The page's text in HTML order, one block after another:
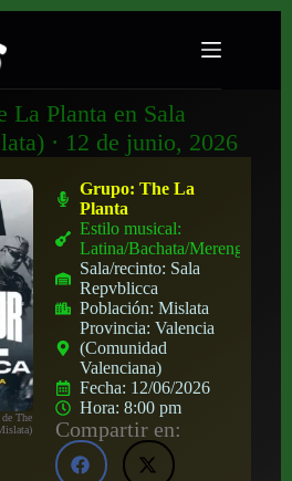
La Planta en Sala
· 12 de junio, 2026
The
Grupo:The La
Planta
Estilo musical:
Latina/Bachata/Merengue
Sala/recinto: Sala
Repvblicca
Población:Mislata
Provincia:Valencia
(Comunidad
Valenciana)
Fecha: 12/06/2026
Hora:8:00 pm
Compartir en: